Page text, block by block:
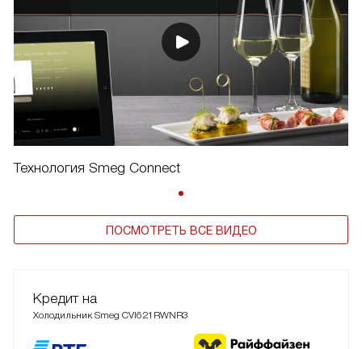
Технология Smeg Connect
ПОСМОТРЕТЬ ВСЕ ВИДЕО
Кредит на
Холодильник Smeg CVI621RWNR3